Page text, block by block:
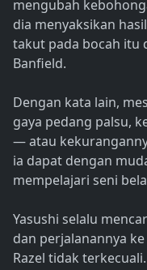
mengubah
dia menyaksikan
takut pada bocah itu
Banfield.
Dengan kata lain,
gaya pedang palsu,
— atau
ia dapat dengan
mempelajari seni
Yasushi selalu
dan perjalanannya
Razel tidak terkecuali.